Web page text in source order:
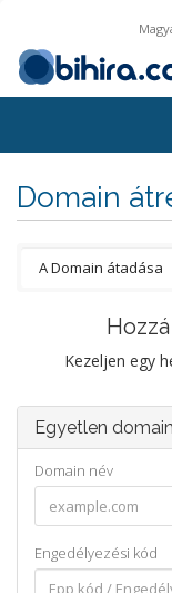
Domain
Kezeljen egy
Egyetlen
Domain név
Engedélyezési kód